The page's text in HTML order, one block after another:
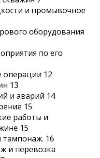
и промывочное
оборудования
по его
операции 12
13
и аварий 14
15
работы и
15
16
и перевозка